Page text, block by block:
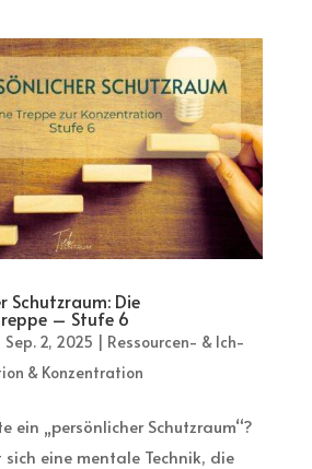
Schutzraum: Die
– Stufe 6
Sep. 2, 2025 | Ressourcen- & Ich-
& Konzentration
ein „persönlicher Schutzraum“?
eine mentale Technik, die